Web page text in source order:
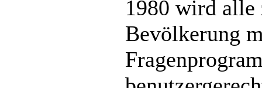
1980 wird alle
Bevölkerung